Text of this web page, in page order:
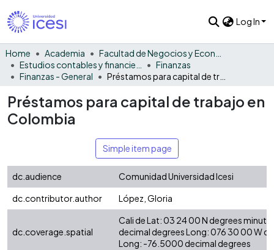
Log In
Home Academia
Finanzas
Finanzas - General
Préstamos para capital de trabajo en
Colombia
Simple item page
dc.audience
Comunidad Universidad Icesi
dc.contributor.author
López, Gloria
dc.coverage.spatial
Cali de Lat: 03 24 00 N degrees
decimal degrees Long: 076 30 00 W
Long: -76.5000 decimal degrees